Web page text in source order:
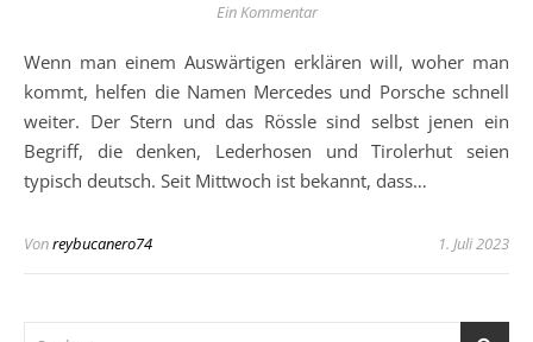
Ein Kommentar
Wenn man einem Auswärtigen erklären will, woher man
kommt, helfen die Namen Mercedes und Porsche schnell
weiter. Der Stern und das Rössle sind selbst jenen ein
Begriff, die denken, Lederhosen und Tirolerhut seien
typisch deutsch. Seit Mittwoch ist bekannt, dass…
Vonreybucanero74 1. Juli 2023